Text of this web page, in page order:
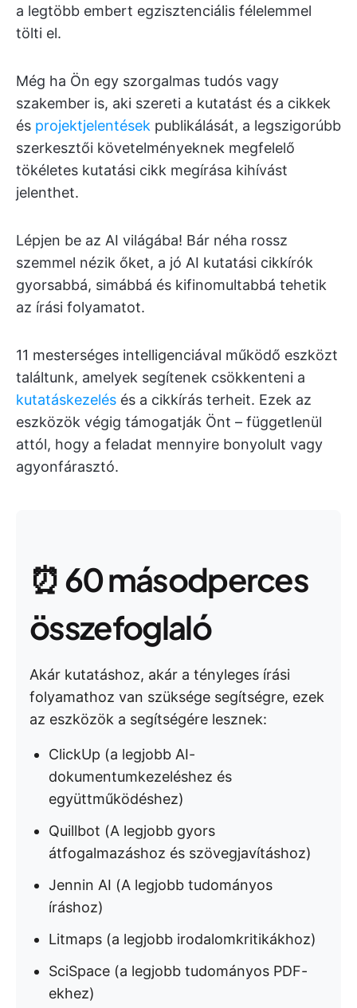
a legtöbb embert egzisztenciális félelemmel
tölti el.
Még ha Ön egy szorgalmas tudós vagy
szakember is, aki szereti a kutatást és a cikkek
és projektjelentések publikálását, a legszigorúbb
szerkesztői követelményeknek megfelelő
tökéletes kutatási cikk megírása kihívást
jelenthet.
Lépjen be az AI világába! Bár néha rossz
szemmel nézik őket, a jó AI kutatási cikkírók
gyorsabbá, simábbá és kifinomultabbá tehetik
az írási folyamatot.
11 mesterséges intelligenciával működő eszközt
találtunk, amelyek segítenek csökkenteni a
kutatáskezelés és a cikkírás terheit. Ezek az
eszközök végig támogatják Önt – függetlenül
attól, hogy a feladat mennyire bonyolult vagy
agyonfárasztó.
⏰ 60 másodperces
összefoglaló
Akár kutatáshoz, akár a tényleges írási
folyamathoz van szüksége segítségre, ezek
az eszközök a segítségére lesznek:
ClickUp (a legjobb AI-
dokumentumkezeléshez és
együttműködéshez)
Quillbot (A legjobb gyors
átfogalmazáshoz és szövegjavításhoz)
Jennin AI (A legjobb tudományos
íráshoz)
Litmaps (a legjobb irodalomkritikákhoz)
SciSpace (a legjobb tudományos PDF-
ekhez)